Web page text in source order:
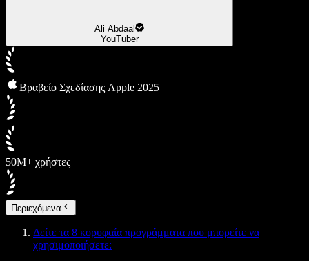
Ali Abdaal
YouTuber
Βραβείο Σχεδίασης Apple 2025
50M+ χρήστες
Περιεχόμενα
Δείτε τα 8 κορυφαία προγράμματα που μπορείτε να
χρησιμοποιήσετε: